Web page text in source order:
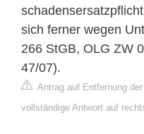
sich ferner wegen
266 StGB, OLG ZW
47/07).
Antrag auf Entfernung
vollständige Antwort auf